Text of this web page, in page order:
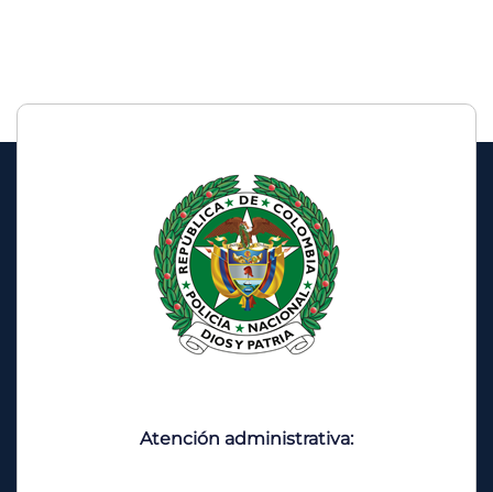
Atención administrativa: